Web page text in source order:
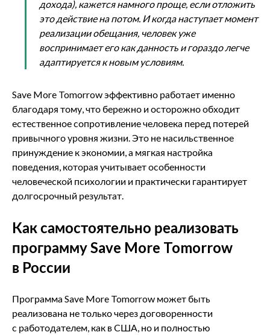
дохода), кажется намного проще, если отложить
это действие на потом. И когда наступает момент
реализации обещания, человек уже
воспринимает его как данность и гораздо легче
адаптируется к новым условиям.
Save More Tomorrow эффективно работает именно
благодаря тому, что бережно и осторожно обходит
естественное сопротивление человека перед потерей
привычного уровня жизни. Это не насильственное
принуждение к экономии, а мягкая настройка
поведения, которая учитывает особенности
человеческой психологии и практически гарантирует
долгосрочный результат.
Как самостоятельно реализовать
программу Save More Tomorrow
в России
Программа Save More Tomorrow может быть
реализована не только через договоренности
с работодателем, как в США, но и полностью